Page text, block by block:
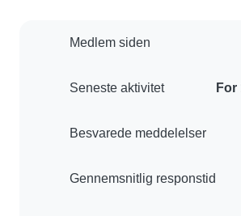
Medlem siden
Seneste aktivitet For
Besvarede meddelelser
Gennemsnitlig responstid